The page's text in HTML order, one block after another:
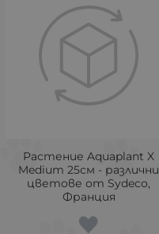
Растение Aquaplant X
Medium 25см - различни
цветове от Sydeco,
Франция